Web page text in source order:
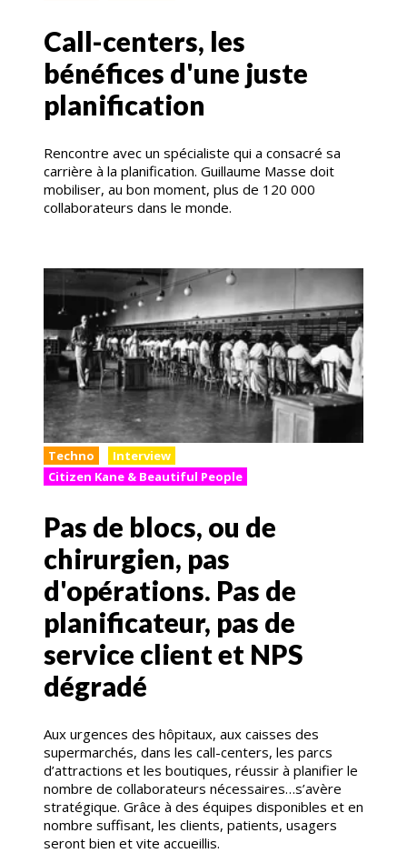
Call-centers, les
bénéfices d'une juste
planification
Rencontre avec un spécialiste qui a consacré sa
carrière à la planification. Guillaume Masse doit
mobiliser, au bon moment, plus de 120 000
collaborateurs dans le monde.
Techno
Interview
Citizen Kane & Beautiful People
Pas de blocs, ou de
chirurgien, pas
d'opérations. Pas de
planificateur, pas de
service client et NPS
dégradé
Aux urgences des hôpitaux, aux caisses des
supermarchés, dans les call-centers, les parcs
d’attractions et les boutiques, réussir à planifier le
nombre de collaborateurs nécessaires…s’avère
stratégique. Grâce à des équipes disponibles et en
nombre suffisant, les clients, patients, usagers
seront bien et vite accueillis.